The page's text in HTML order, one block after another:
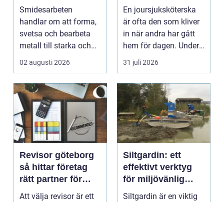
Smidesarbeten
handlar om att forma,
svetsa och bearbeta
metall till starka och
hållbara konstruktion...
02 augusti 2026
dygnet runt
En joursjuksköterska
är ofta den som kliver
in när andra har gått
hem för dagen. Under
sena kvällar,...
31 juli 2026
Revisor göteborg
så hittar företag
rätt partner för
trygg tillväxt
Att välja revisor är ett
Siltgardin: ett
effektivt verktyg
för miljövänlig
vattenhantering
Siltgardin är en viktig